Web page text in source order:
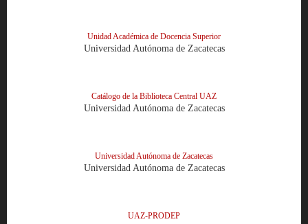
Unidad Académica de Docencia Superior
Universidad Autónoma de Zacatecas
Catálogo de la Biblioteca Central UAZ
Universidad Autónoma de Zacatecas
Universidad Autónoma de Zacatecas
Universidad Autónoma de Zacatecas
UAZ-PRODEP